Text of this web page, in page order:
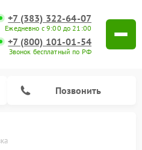
+7 (383) 322-64-07
Ежедневно с 9:00 до 21:00
+7 (800) 101-01-54
Звонок бесплатный по РФ
Позвонить